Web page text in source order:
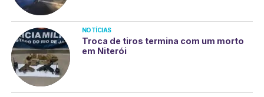
NOTÍCIAS
Troca de tiros termina com um morto
em Niterói